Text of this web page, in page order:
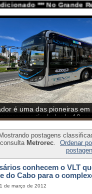
Recife,
Mostrando postagens
consulta Metrorec.
Ordenar
conhecem o VLT
do Cabo para o
de março de 2012